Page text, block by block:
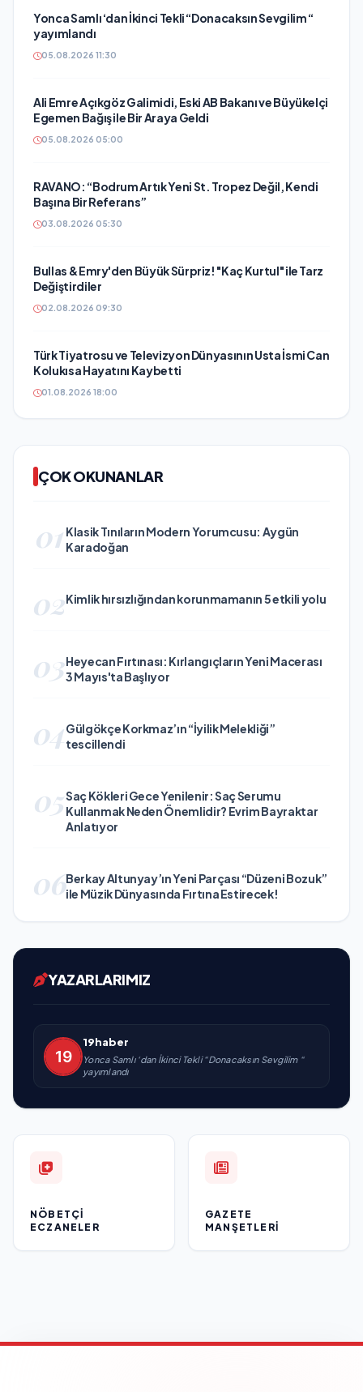
Yonca Samlı ‘dan İkinci Tekli “Donacaksın Sevgilim “
yayımlandı
05.08.2026 11:30
Ali Emre Açıkgöz Galimidi, Eski AB Bakanı ve Büyükelçi
Egemen Bağış ile Bir Araya Geldi
05.08.2026 05:00
RAVANO: “Bodrum Artık Yeni St. Tropez Değil, Kendi
Başına Bir Referans”
03.08.2026 05:30
Bullas & Emry'den Büyük Sürpriz! "Kaç Kurtul" ile Tarz
Değiştirdiler
02.08.2026 09:30
Türk Tiyatrosu ve Televizyon Dünyasının Usta İsmi Can
Kolukısa Hayatını Kaybetti
01.08.2026 18:00
ÇOK OKUNANLAR
01 Klasik Tınıların Modern Yorumcusu: Aygün
Karadoğan
02Kimlik hırsızlığından korunmamanın 5 etkili yolu
03Heyecan Fırtınası: Kırlangıçların Yeni Macerası
3 Mayıs'ta Başlıyor
04Gülgökçe Korkmaz’ın “İyilik Melekliği”
tescillendi
05Saç Kökleri Gece Yenilenir: Saç Serumu
Kullanmak Neden Önemlidir? Evrim Bayraktar
Anlatıyor
06Berkay Altunyay’ın Yeni Parçası “Düzeni Bozuk”
ile Müzik Dünyasında Fırtına Estirecek!
YAZARLARIMIZ
19haber
Yonca Samlı ‘dan İkinci Tekli “Donacaksın Sevgilim “
yayımlandı
NÖBETÇI
ECZANELER
GAZETE
MANŞETLERI